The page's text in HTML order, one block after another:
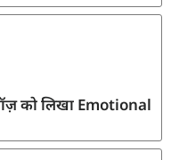
को लिखा Emotional